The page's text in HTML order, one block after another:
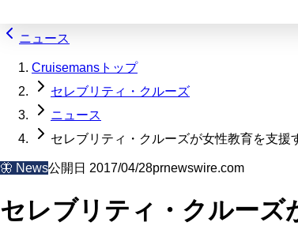
ニュース
Cruisemansトップ
セレブリティ・クルーズ
ニュース
セレブリティ・クルーズが女性教育を支
🦋 News公開日 2017/04/28prnewswire.com
セレブリティ・クルーズ